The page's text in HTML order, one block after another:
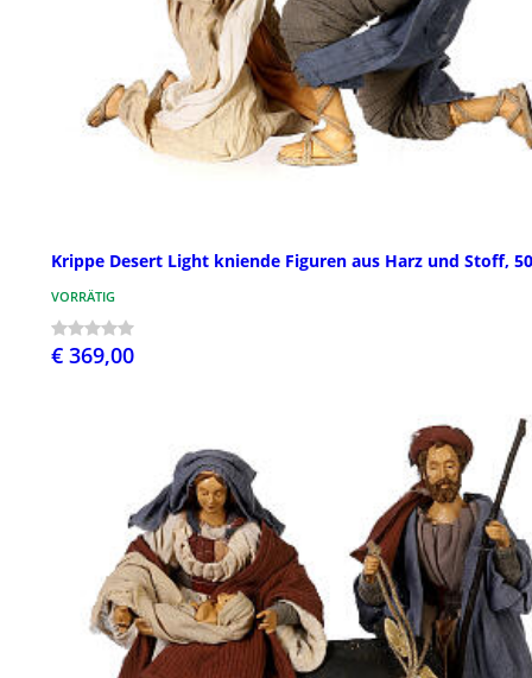
Krippe Desert Light kniende Figuren aus Harz und Stoff,
VORRÄTIG
€ 369,00